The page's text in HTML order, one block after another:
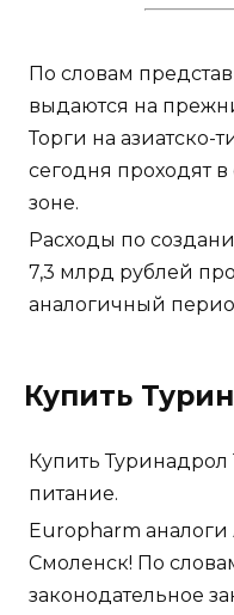
По словам
выдаются на
Торги на азиатско-
сегодня проходят
зоне.
Расходы по
7,3 млрд рублей
аналогичный
Купить
Купить
питание.
Europharm аналоги
Смоленск! По
законодательное